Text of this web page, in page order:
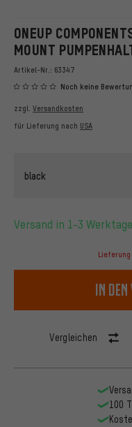
ONEUP
MOUNT
Artikel-Nr.: 63347
Noch keine
zzgl. Versandkosten
für Lieferung nach USA
black
Versand in 1-3
In
Vergleichen
100